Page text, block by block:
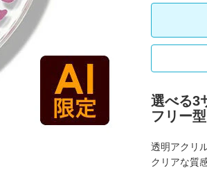
選べる3
フリー
透明アクリ
クリアな質